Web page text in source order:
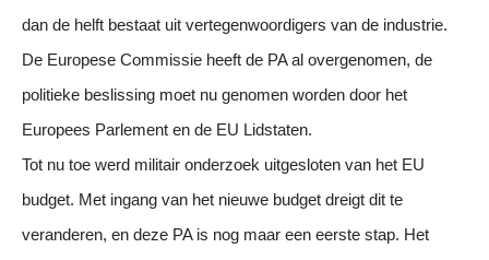
dan de helft bestaat uit vertegenwoordigers van de industrie.
De Europese Commissie heeft de PA al overgenomen, de
politieke beslissing moet nu genomen worden door het
Europees Parlement en de EU Lidstaten.
Tot nu toe werd militair onderzoek uitgesloten van het EU
budget. Met ingang van het nieuwe budget dreigt dit te
veranderen, en deze PA is nog maar een eerste stap. Het